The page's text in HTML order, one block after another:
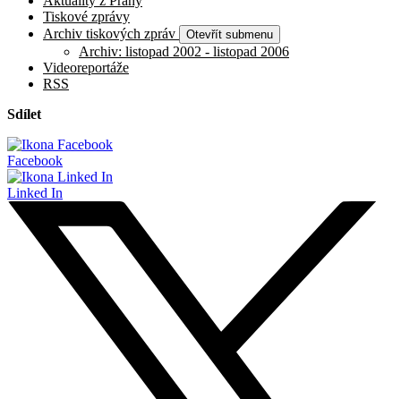
Tiskové zprávy
Archiv tiskových zpráv
Otevřít submenu
Archiv: listopad 2002 - listopad 2006
Videoreportáže
RSS
Sdílet
Facebook
Linked In